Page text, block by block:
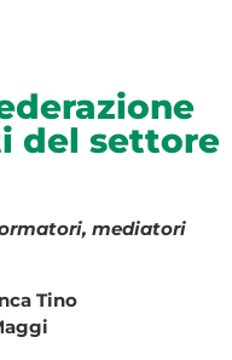
del settore
mediatori
Tino